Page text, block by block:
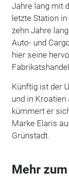
Jahre lang mit
letzte Station
zehn Jahre
Auto- und
hier seine
Künftig ist der
und in
kümmert er
Marke Elaris
Grünstadt.
Mehr